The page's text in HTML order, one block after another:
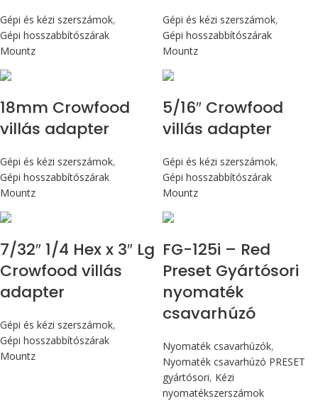
Gépi és kézi szerszámok,
Gépi hosszabbítószárak
Mountz
Gépi és kézi szerszámok,
Gépi hosszabbítószárak
Mountz
18mm Crowfood
villás adapter
Gépi és kézi szerszámok,
Gépi hosszabbítószárak
Mountz
5/16″ Crowfood
villás adapter
Gépi és kézi szerszámok,
Gépi hosszabbítószárak
Mountz
7/32″ 1/4 Hex x 3″ Lg
Crowfood villás
adapter
Gépi és kézi szerszámok,
Gépi hosszabbítószárak
Mountz
FG-125i – Red
Preset Gyártósori
nyomaték
csavarhúzó
Nyomaték csavarhúzók,
Nyomaték csavarhúzó PRESET
gyártósori, Kézi
nyomatékszerszámok